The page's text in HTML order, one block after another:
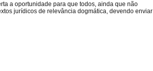
a oportunidade para que todos, ainda que não
jurídicos de relevância dogmática, devendo enviar